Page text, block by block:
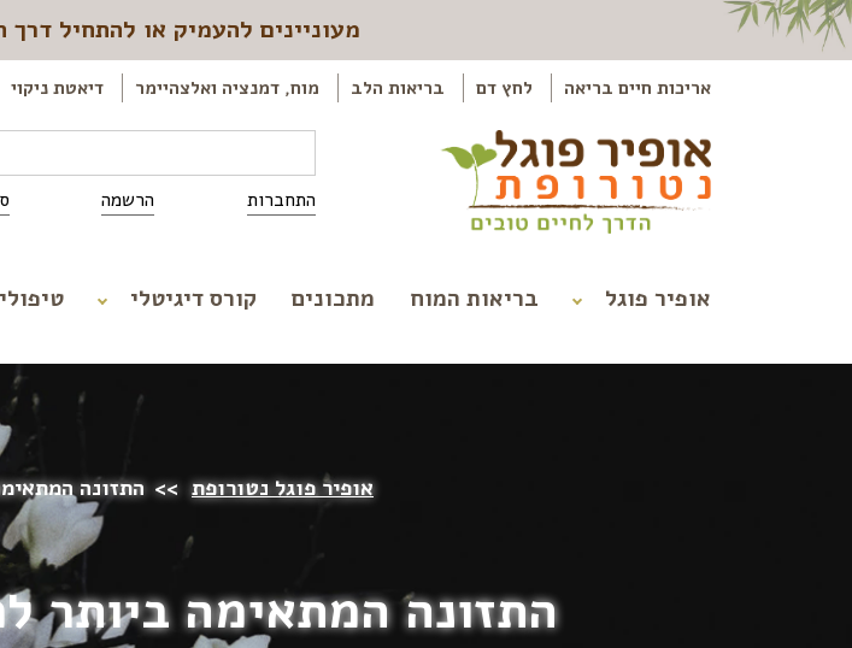
מעוניינים להעמיק או להתחיל
אריכות חיים בריאה לחץ דם בריאות הלב מוח, דמנציה ואלצהיימר דיאטת ניקוי
התחברות הרשמה
אופיר פוגל בריאות המוח מתכונים קורס דיגיטלי
אופיר פוגל נטורופת >> התזונה
התזונה המתאימה ביותר